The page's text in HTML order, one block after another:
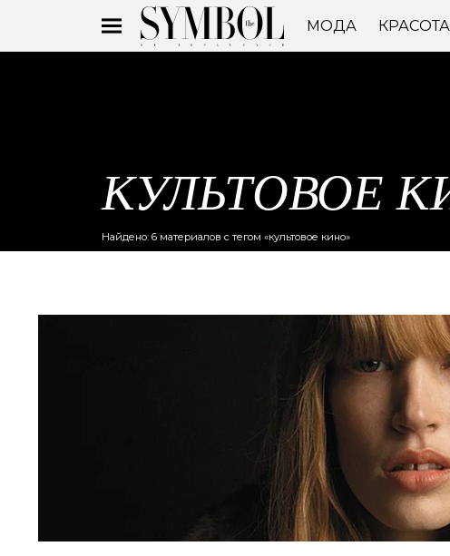
МОДА КРАСОТА
КУЛЬТОВОЕ
Найдено: 6 материалов с тегом «культовое кино»